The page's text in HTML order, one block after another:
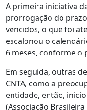
A primeira iniciativa
prorrogação do
vencidos, o que foi
escalonou o
6 meses, conforme o
Em seguida, outras
CNTA, como a
entidade, então,
(Associação